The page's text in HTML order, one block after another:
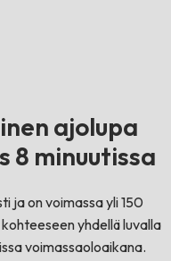
ajolupa
8 minuutissa
ja on voimassa yli 150
yhdellä luvalla
voimassaoloaikana.